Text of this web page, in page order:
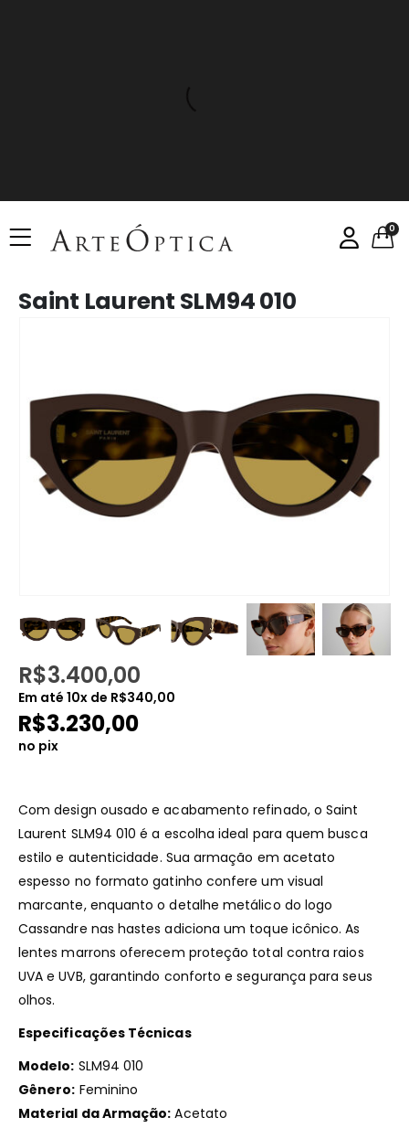
0
Saint Laurent SLM94 010
R$3.400,00
Em até 10x de R$340,00
R$3.230,00
no pix
Com design ousado e acabamento refinado, o Saint
Laurent SLM94 010 é a escolha ideal para quem busca
estilo e autenticidade. Sua armação em acetato
espesso no formato gatinho confere um visual
marcante, enquanto o detalhe metálico do logo
Cassandre nas hastes adiciona um toque icônico. As
lentes marrons oferecem proteção total contra raios
UVA e UVB, garantindo conforto e segurança para seus
olhos.
Especificações Técnicas
Modelo: SLM94 010
Gênero: Feminino
Material da Armação: Acetato